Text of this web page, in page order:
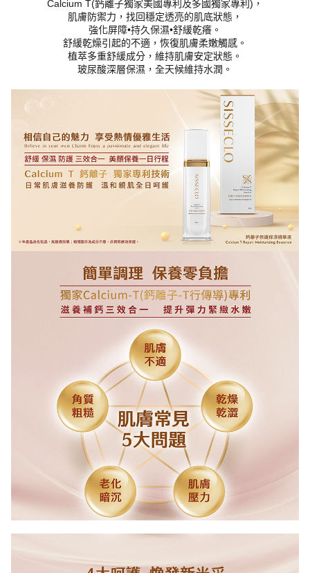
Calcium T(鈣離子獨家美國專利及多國獨家專利)，
肌膚防禦力，找回穩定透亮的肌底狀態，
強化屏障•持久保濕•舒緩乾癢。
舒緩乾燥引起的不適，恢復肌膚柔嫩觸感。
植萃多重舒緩成分，維持肌膚安定狀態。
玻尿酸深層保濕，全天候維持水潤。